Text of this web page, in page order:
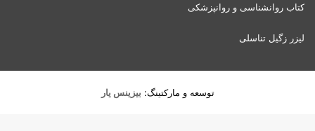
کتاب روانشناسی و روانپزشکی
لیزر زگیل تناسلی
توسعه و مارکتینگ: بیزینس یار